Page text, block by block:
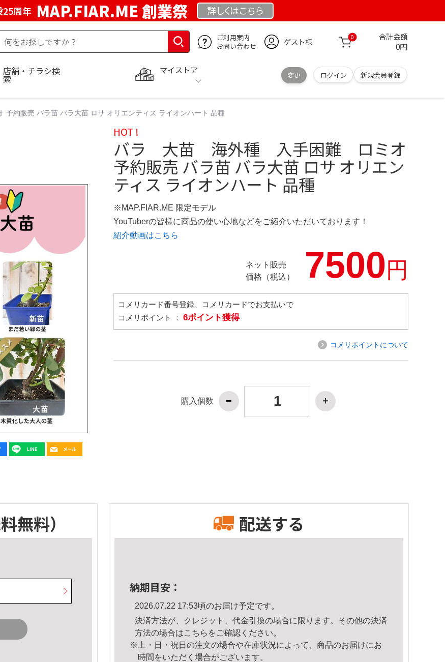
25周年 MAP.FIAR.ME 創業祭 詳しくはこちら
ご利用案内
お問い合わせ
ゲスト様 0 合計金額
0円
マイストア
変更 ログイン 新規会員登録
店舗・チラシ検
索
販売 バラ苗 バラ大苗 ロサ オリエンティス ライオンハート 品種
HOT !
バラ 大苗 海外種 入手困難 ロミオ
予約販売 バラ苗 バラ大苗 ロサ オリエン
ティス ライオンハート 品種
※MAP.FIAR.ME 限定モデル
YouTuberの皆様に商品の使い心地などをご紹介いただいております！
紹介動画はこちら
ネット販売
価格（税込）
7500円
コメリカード番号登録、コメリカードでお支払いで
コメリポイント ： 6ポイント獲得
コメリポイントについて
購入個数
無料） 配送する
納期目安：
2026.07.22 17:53頃のお届け予定です。
決済方法が、クレジット、代金引換の場合に限ります。その他の決済
方法の場合はこちら をご確認ください。
※土・日・祝日の注文の場合や在庫状況によって、商品のお届けにお
時間をいただく場合がございます。